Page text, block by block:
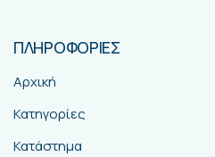
ΠΛΗΡΟΦΟΡΙΕΣ
Αρχική
Κατηγορίες
Κατάστημα